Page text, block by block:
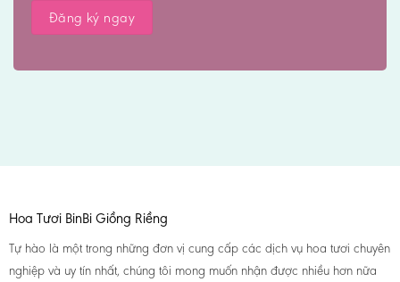
Hoa Tươi BinBi Giồng Riềng
Tự hào là một trong những đơn vị cung cấp các dịch vụ hoa tươi chuyên
nghiệp và uy tín nhất, chúng tôi mong muốn nhận được nhiều hơn nữa